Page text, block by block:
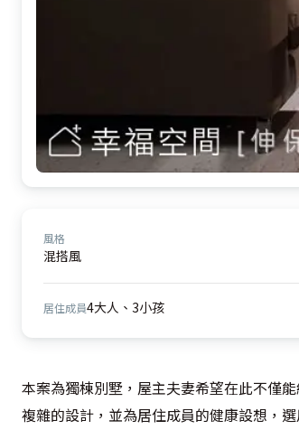
風格
混搭風
居住成員4大人、3小孩
本案為獨棟別墅，屋主夫妻希望在此不僅
複雜的設計，並為居住成員的健康設想，